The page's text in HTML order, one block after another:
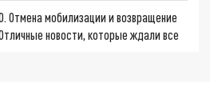
Отмена мобилизации и возвращение
новости, которые ждали все